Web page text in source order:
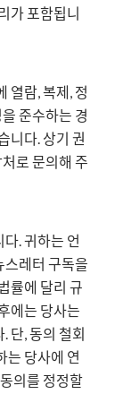
가 포함됩니
열람, 복제, 정
준수하는 경
니다. 상기 권
로 문의해 주
. 귀하는 언
스레터 구독을
률에 달리 규
에는 당사는
단, 동의 철회
는 당사에 연
의를 정정할